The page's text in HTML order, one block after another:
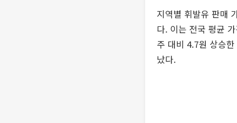
지역별 휘발유 판매
다. 이는 전국 평균
주 대비 4.7원 상승
났다.